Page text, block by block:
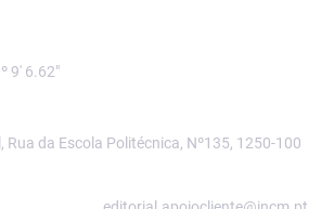
9' 6.62"
Rua da Escola Politécnica, Nº135, 1250-100